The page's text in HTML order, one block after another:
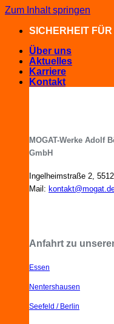
Zum Inhalt springen
SICHERHEIT
Über uns
Aktuelles
Karriere
Kontakt
MOGAT-Werke Adolf
GmbH
Ingelheimstraße 2,
Mail:
Anfahrt zu
Essen
Nentershausen
Seefeld / Berlin